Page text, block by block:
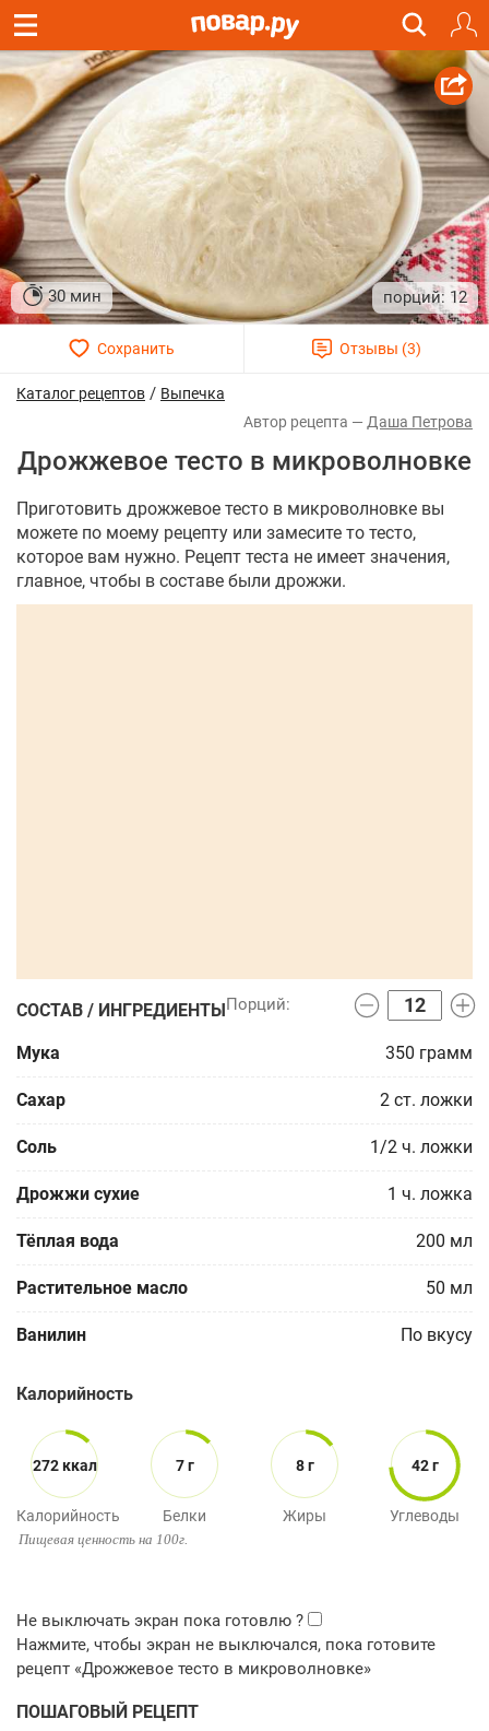
30 мин 12
Каталог рецептов / Выпечка
Даша Петрова
Дрожжевое тесто в микроволновке
Приготовить дрожжевое тесто в микроволновке вы
можете по моему рецепту или замесите то тесто,
которое вам нужно. Рецепт теста не имеет значения,
главное, чтобы в составе были дрожжи.
СОСТАВ / ИНГРЕДИЕНТЫ
Мука 350 грамм
Сахар 2 ст. ложки
Соль 1/2 ч. ложки
Дрожжи сухие 1 ч. ложка
Тёплая вода 200 мл
Растительное масло 50 мл
Ванилин По вкусу
Калорийность
272 ккал
Калорийность
7 г
Белки
8 г
Жиры
42 г
Углеводы
Пищевая ценность на 100г.
ПОШАГОВЫЙ РЕЦЕПТ